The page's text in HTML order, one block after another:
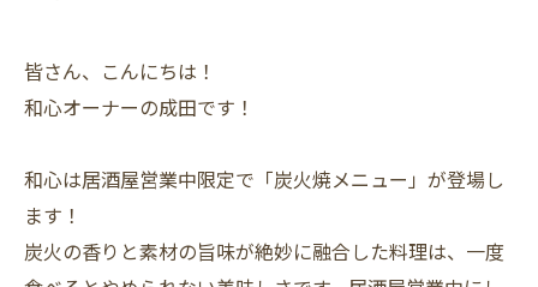
皆さん、こんにちは！
和心オーナーの成田です！
和心は居酒屋営業中限定で「炭火焼メニュー」が登場し
ます！
炭火の香りと素材の旨味が絶妙に融合した料理は、一度